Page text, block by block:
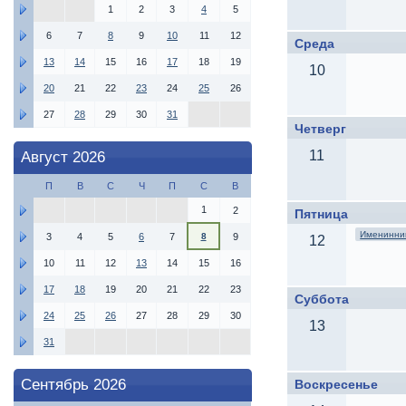
Среда
10
Четверг
11
Пятница
12
Суббота
13
Воскресенье
1 2 3 4 5
6 7 8 9 10 11 12
13 14 15 16 17 18 19
20 21 22 23 24 25 26
27 28 29 30 31
Август 2026
П В С Ч П С В
1 2
3 4 5 6 7 8 9
10 11 12 13 14 15 16
17 18 19 20 21 22 23
24 25 26 27 28 29 30
31
Сентябрь 2026